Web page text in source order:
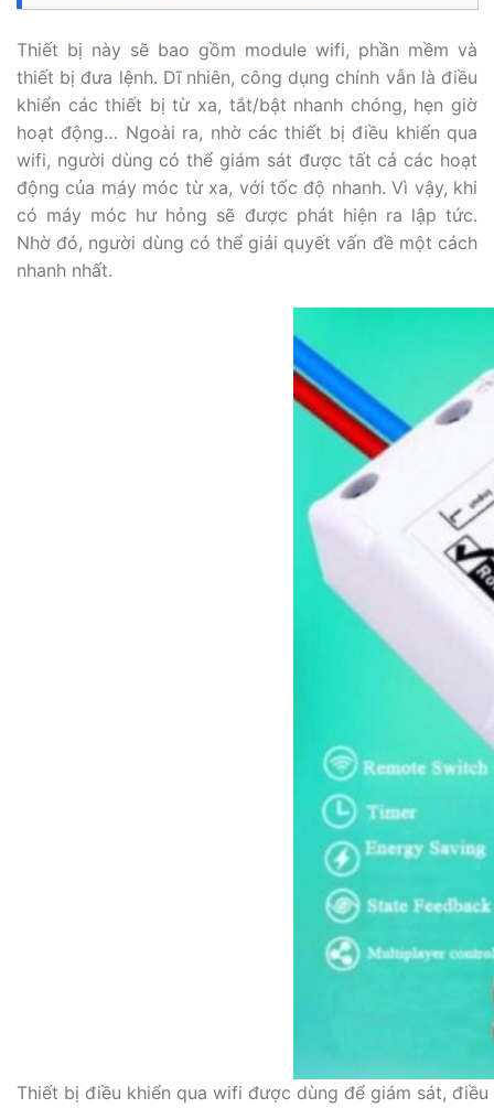
Thiết bị này sẽ bao gồm module wifi, phần mềm và
thiết bị đưa lệnh. Dĩ nhiên, công dụng chính vẫn là điều
khiển các thiết bị từ xa, tắt/bật nhanh chóng, hẹn giờ
hoạt động… Ngoài ra, nhờ các thiết bị điều khiển qua
wifi, người dùng có thể giám sát được tất cả các hoạt
động của máy móc từ xa, với tốc độ nhanh. Vì vậy, khi
có máy móc hư hỏng sẽ được phát hiện ra lập tức.
Nhờ đó, người dùng có thể giải quyết vấn đề một cách
nhanh nhất.
Thiết bị điều khiển qua wifi được dùng để giám sát, điều